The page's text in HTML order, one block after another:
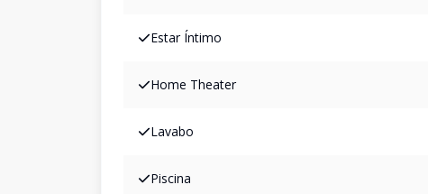
Estar Íntimo
Home Theater
Lavabo
Piscina